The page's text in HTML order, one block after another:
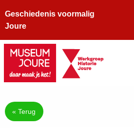
Geschiedenis voormalig
Joure
« Terug